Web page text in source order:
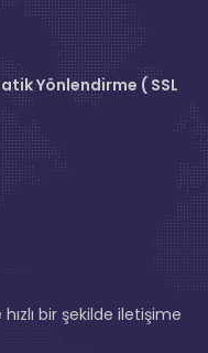
Yönlendirme ( SSL
bir şekilde iletişime